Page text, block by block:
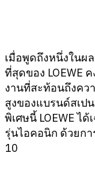
เมื่อพูดถึงหนึ่งในผ
ที่สุดของ LOEWE
งานที่สะท้อนถึงคว
สูงของแบรนด์สเป
พิเศษนี้ LOEWE ไ
รุ่นไอคอนิก ด้วยก
10